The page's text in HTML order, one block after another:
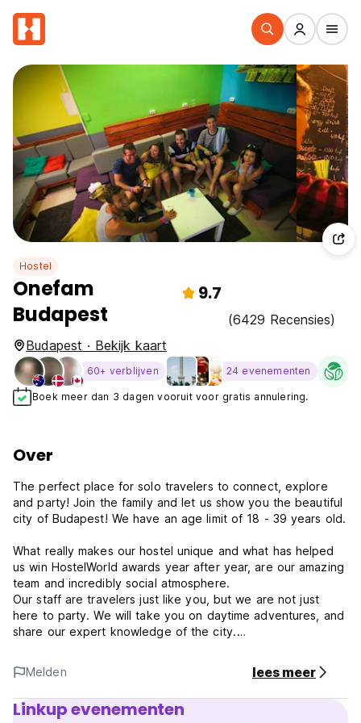
Hostel
Onefam
Budapest
9.7
(6429 Recensies)
Budapest · Bekijk kaart
60+ verblijven 24 evenementen
Boek meer dan 3 dagen vooruit voor gratis annulering.
Over
The perfect place for solo travelers to connect, explore
and party! Join the family and let us show you the beautiful
city of Budapest! We have an age limit of 18 - 39 years old.
What really makes our hostel unique and what has helped
us win HostelWorld awards year after year, are our amazing
team and incredibly social atmosphere.
Our staff are travelers just like you, but we are not just
here to party. We will take you on daytime adventures, and
share our expert knowledge of the city.
If you still need more convincing, Onefam Budapest is
perfectly located. Not only for exploring the city by day,
but also for the stumble home at the end of the night.
There is an ATM, convenience store, tobacco shop and 24-
Melden lees meer
Linkup evenementen